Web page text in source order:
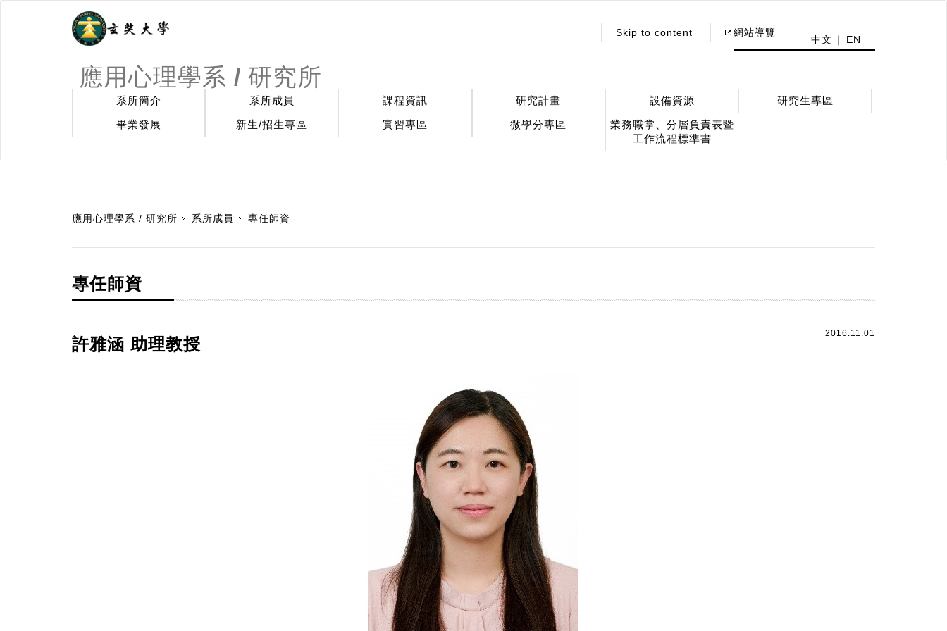
應用心理學系 / 研究所
Skip to content 網站導覽
中文 EN
系所簡介 系所成員 課程資訊 研究計畫 設備資源
研究生專區
畢業發展
新生/招生專區 實習專區 微學分專區
業務職掌、分層負責表暨
工作流程標準書
應用心理學系 / 研究所 系所成員 專任師資
專任師資
許雅涵 助理教授
2016.11.01